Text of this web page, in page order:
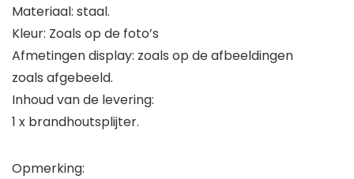
Materiaal: staal.
Kleur: Zoals op de foto’s
Afmetingen display: zoals op de afbeeldingen
zoals afgebeeld.
Inhoud van de levering:
1 x brandhoutsplijter.
Opmerking: